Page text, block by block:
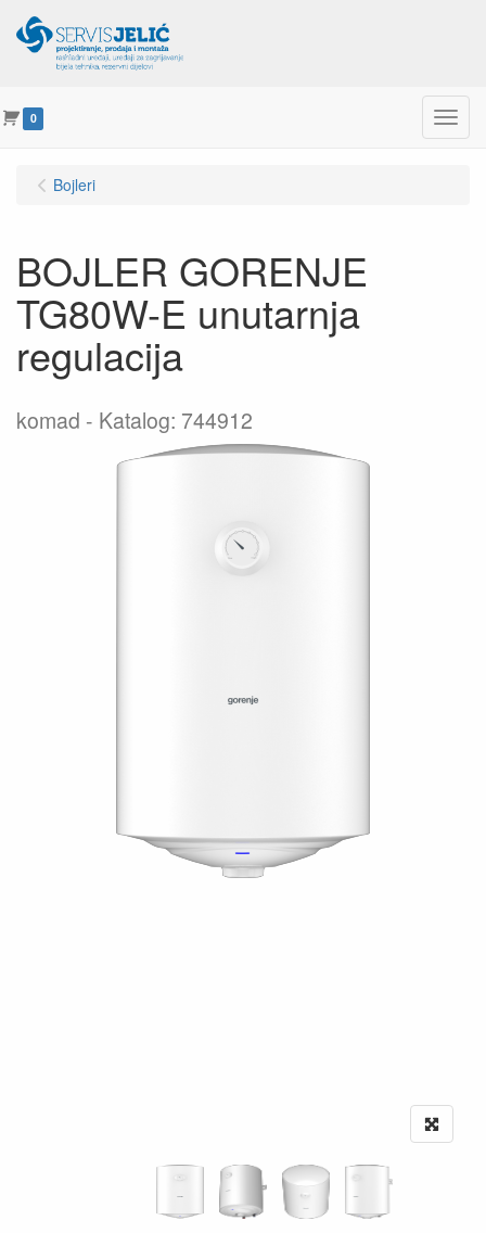
0 Menu
Bojleri
BOJLER GORENJE
TG80W-E unutarnja
regulacija
komad Katalog: 744912